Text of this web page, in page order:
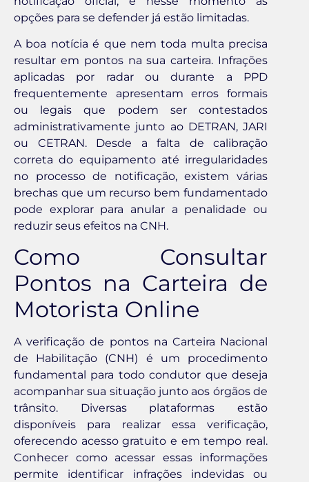
opções para se defender já estão limitadas.
A boa notícia é que nem toda multa precisa
resultar em pontos na sua carteira. Infrações
aplicadas por radar ou durante a PPD
frequentemente apresentam erros formais
ou legais que podem ser contestados
administrativamente junto ao DETRAN, JARI
ou CETRAN. Desde a falta de calibração
correta do equipamento até irregularidades
no processo de notificação, existem várias
brechas que um recurso bem fundamentado
pode explorar para anular a penalidade ou
reduzir seus efeitos na CNH.
Como Consultar
Pontos na Carteira de
Motorista Online
A verificação de pontos na Carteira Nacional
de Habilitação (CNH) é um procedimento
fundamental para todo condutor que deseja
acompanhar sua situação junto aos órgãos de
trânsito. Diversas plataformas estão
disponíveis para realizar essa verificação,
oferecendo acesso gratuito e em tempo real.
Conhecer como acessar essas informações
permite identificar infrações indevidas ou